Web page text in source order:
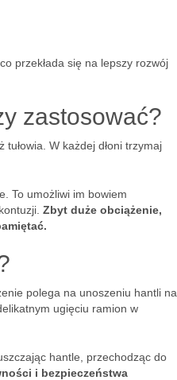
przekłada się na lepszy rozwój
zastosować?
W każdej dłoni trzymaj
To umożliwi im bowiem
Zbyt duże obciążenie,
polega na unoszeniu hantli na
ugięciu ramion w
hantle, przechodząc do
i bezpieczeństwa